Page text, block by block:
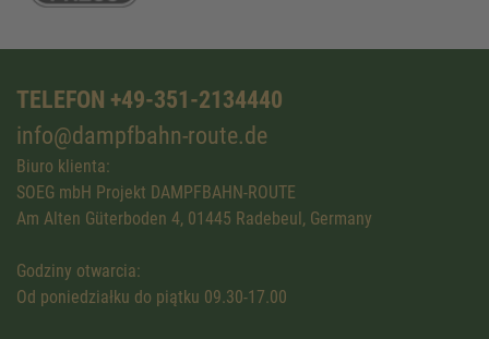
TELEFON +49-351-2134440
info@dampfbahn-route.de
Biuro klienta:
SOEG mbH Projekt DAMPFBAHN-ROUTE
Am Alten Güterboden 4, 01445 Radebeul, Germany
Godziny otwarcia:
Od poniedziałku do piątku 09.30-17.00